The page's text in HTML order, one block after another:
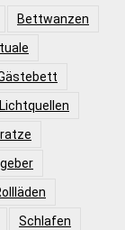
Bettwanzen
Lichtquellen
Schlafen